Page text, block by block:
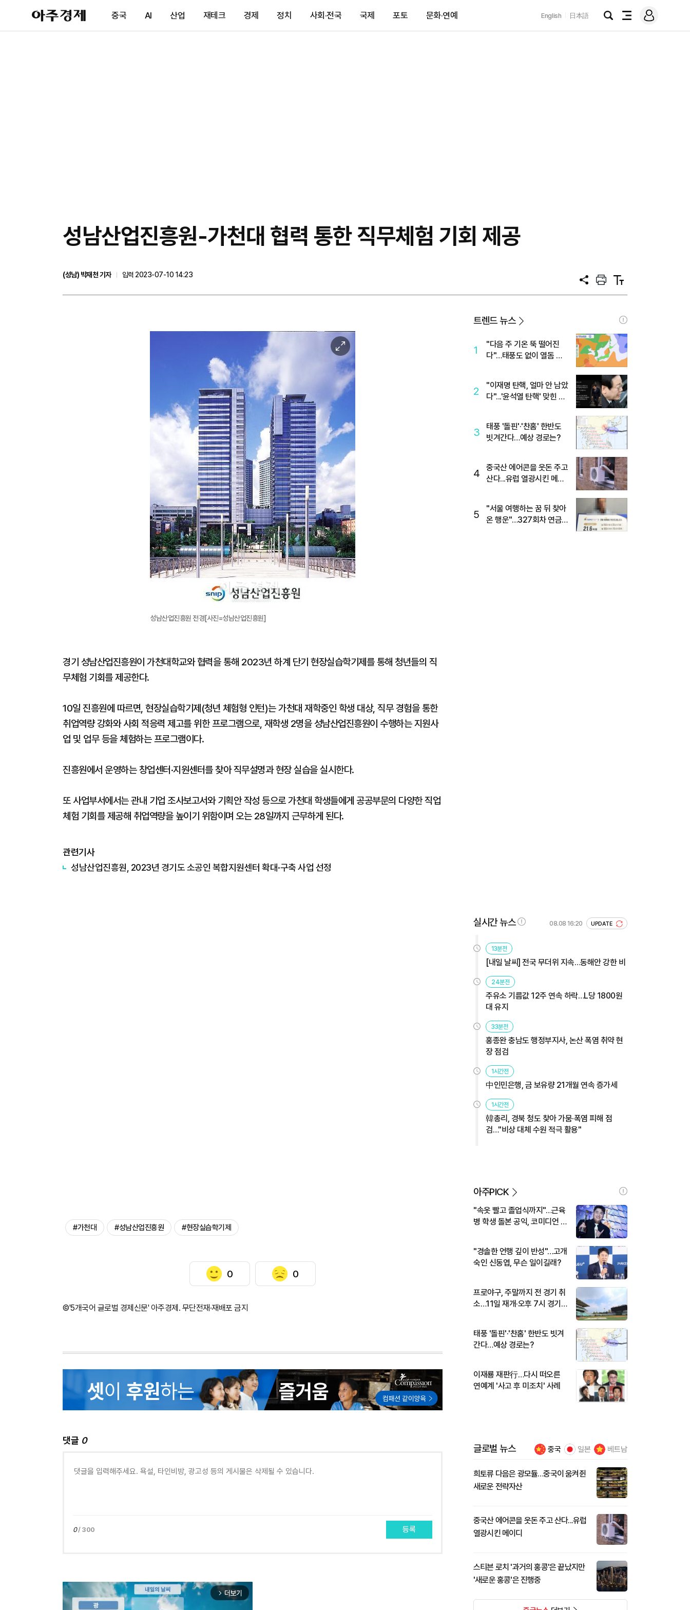
아
주
제
중국 AI 산업 재테크 경제 정치 사회·전국 국제 포토 문화·연예 English 日本語
검
전
메
그
성남산업진흥원-가천대 협력 통한 직무체험 기회 제공
(성남) 박재천 기자
입력 2023-07-10 14:23
공
프
트
텍
트
이
미
지
확
대
성남산업진흥원 전경[사진=성남산업진흥원]
경기 성남산업진흥원이 가천대학교와 협력을 통해 2023년 하계 단기 현장실습학기제를 통해 청년들의 직
무체험 기회를 제공한다.
10일 진흥원에 따르면, 현장실습학기제(청년 체험형 인턴)는 가천대 재학중인 학생 대상, 직무 경험을 통한
취업역량 강화와 사회 적응력 제고를 위한 프로그램으로, 재학생 2명을 성남산업진흥원이 수행하는 지원사
업 및 업무 등을 체험하는 프로그램이다.
진흥원에서 운영하는 창업센터·지원센터를 찾아 직무설명과 현장 실습을 실시한다.
또 사업부서에서는 관내 기업 조사보고서와 기획안 작성 등으로 가천대 학생들에게 공공부문의 다양한 직업
체험 기회를 제공해 취업역량을 높이기 위함이며 오는 28일까지 근무하게 된다.
관련기사
성남산업진흥원, 2023년 경기도 소공인 복합지원센터 확대·구축 사업 선정
#가천대 #성남산업진흥원 #현장실습학기제
0 0
©'5개국어 글로벌 경제신문' 아주경제. 무단전재·재배포 금지
댓글 0
0/ 300 등록
arrow_forward_ios 더보기
트렌드 뉴스
1
"다음 주 기온 뚝 떨어진
다"…태풍도 없이 열돔 박
2
"이재명 탄핵, 얼마 안 남았
다"...'윤석열 탄핵' 맞힌 무
3
태풍 '돌핀'·'찬홈' 한반도
빗겨간다…예상 경로는?
4
중국산 에어콘을 웃돈 주고
산다...유럽 열광시킨 메이
5
"서울 여행하는 꿈 뒤 찾아
온 행운"…327회차 연금
실시간 뉴스 08.08 16:20 UPDATE
13분전
[내일 날씨] 전국 무더위 지속…동해안 강한 비
24분전
주유소 기름값 12주 연속 하락…L당 1800원
대 유지
33분전
홍종완 충남도 행정부지사, 논산 폭염 취약 현
장 점검
1시간전
中인민은행, 금 보유량 21개월 연속 증가세
1시간전
韓총리, 경북 청도 찾아 가뭄·폭염 피해 점
검…"비상 대체 수원 적극 활용"
아주PICK
"속옷 빨고 졸업식까지"…근육
병 학생 돌본 공익, 코미디언 김
"경솔한 언행 깊이 반성"…고개
숙인 신동엽, 무슨 일이길래?
프로야구, 주말까지 전 경기 취
소…11일 재개·오후 7시 경기
태풍 '돌핀'·'찬홈' 한반도 빗겨
간다…예상 경로는?
이재룡 재판行…다시 떠오른
연예계 '사고 후 미조치' 사례
글로벌 뉴스 중국 일본 베트남
희토류 다음은 광모듈…중국이 움켜쥔
새로운 전략자산
중국산 에어콘을 웃돈 주고 산다...유럽
열광시킨 메이디
스티븐 로치 '과거의 홍콩'은 끝났지만
'새로운 홍콩'은 진행중